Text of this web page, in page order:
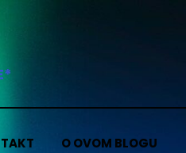
O OVOM BLOGU